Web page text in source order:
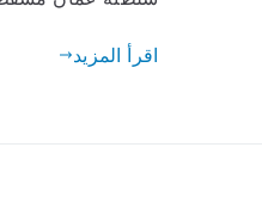
اقرأ المزيد